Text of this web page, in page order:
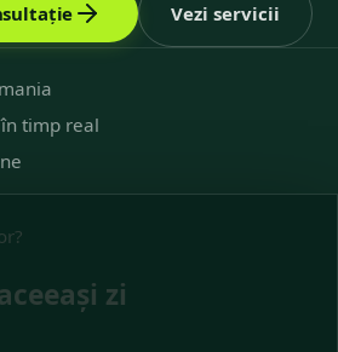
Vezi servicii
timp real
zi